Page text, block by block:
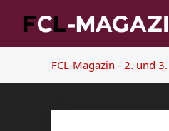
FCL-Magazin - 2. und